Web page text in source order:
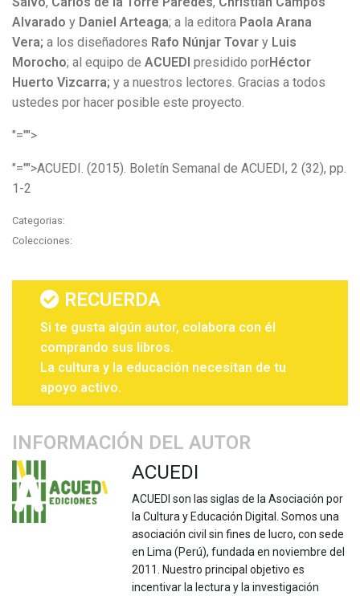
Alvarado y Daniel Arteaga; a la editora Paola Arana
Vera; a los diseñadores Rafo Núnjar Tovar y Luis
Morocho; al equipo de ACUEDI presidido porHéctor
Huerto Vizcarra; y a nuestros lectores. Gracias a todos
ustedes por hacer posible este proyecto.
"="">
"="">ACUEDI. (2015). Boletín Semanal de ACUEDI, 2 (32), pp.
1-2
Categorias:
Colecciones:
RECUERDA
Si te gusta algún autor, colabora con él
comprando sus libros.
La cultura y la educación necesitan de tu
apoyo activo.
INFORMACIÓN DEL AUTOR
ACUEDI
ACUEDI son las siglas de la Asociación por
la Cultura y Educación Digital. Somos una
asociación civil sin fines de lucro, con sede
en Lima (Perú), fundada en noviembre del
2011. Nuestro principal objetivo es
incentivar la lectura y la investigación